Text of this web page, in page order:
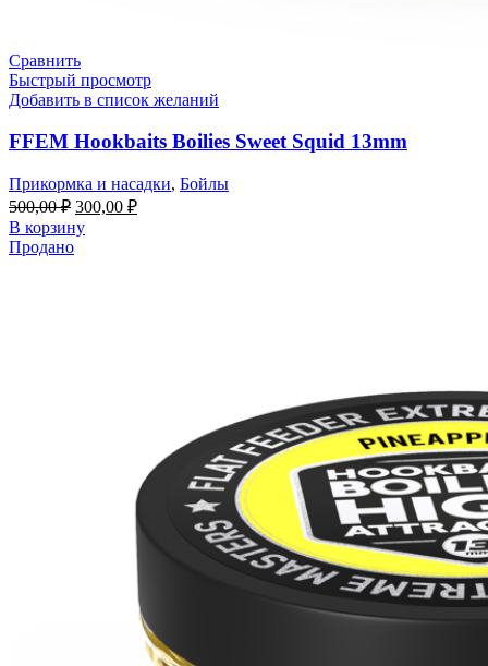
Сравнить
Быстрый просмотр
Добавить в список желаний
FFEM Hookbaits Boilies Sweet Squid 13mm
Прикормка и насадки, Бойлы
500,00₽ 300,00 ₽
В корзину
Продано